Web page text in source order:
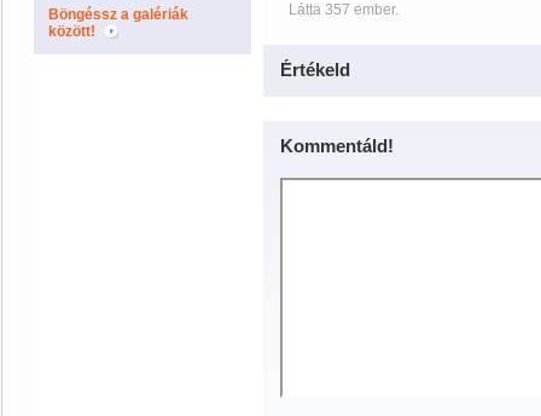
Böngéssz a galériák
között!
Látta 357 ember.
Értékeld
Kommentáld!